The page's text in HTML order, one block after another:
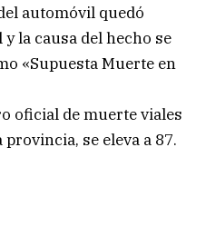
automóvil quedó
la causa del hecho se
«Supuesta Muerte en
oficial de muerte viales
se eleva a 87.